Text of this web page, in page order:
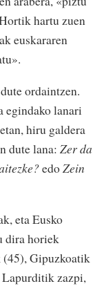
hartu zuen
euskararen
ordaintzen.
egindako lanari
hiru galdera
dute lana: Zer da
edoZein
eta Eusko
dira horiek
(45), Gipuzkoatik
zazpi,